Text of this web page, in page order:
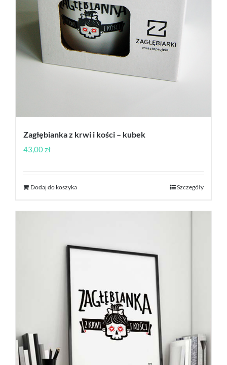
Zagłębianka z krwi i kości – kubek
43,00zł
Dodaj do koszyka Szczegóły